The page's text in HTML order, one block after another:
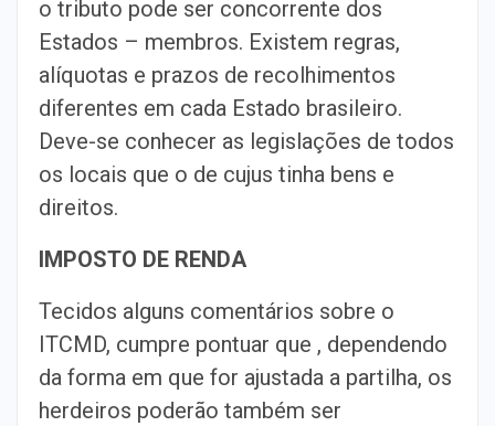
o tributo pode ser concorrente dos
Estados – membros. Existem regras,
alíquotas e prazos de recolhimentos
diferentes em cada Estado brasileiro.
Deve-se conhecer as legislações de todos
os locais que o de cujus tinha bens e
direitos.
IMPOSTO DE RENDA
Tecidos alguns comentários sobre o
ITCMD, cumpre pontuar que , dependendo
da forma em que for ajustada a partilha, os
herdeiros poderão também ser